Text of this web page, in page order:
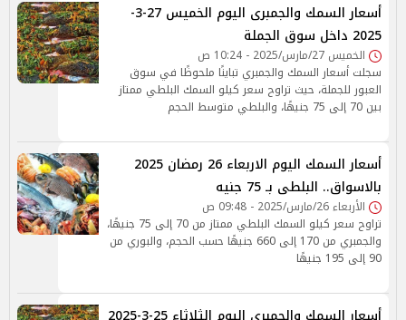
أسعار السمك والجمبرى اليوم الخميس 27-3-
2025 داخل سوق الجملة
الخميس 27/مارس/2025 - 10:24 ص
سجلت أسعار السمك والجمبري تباينًا ملحوظًا في سوق
العبور للجملة، حيث تراوح سعر كيلو السمك البلطي ممتاز
بين 70 إلى 75 جنيهًا، والبلطي متوسط الحجم
أسعار السمك اليوم الاربعاء 26 رمضان 2025
بالاسواق.. البلطى بـ 75 جنيه
الأربعاء 26/مارس/2025 - 09:48 ص
تراوح سعر كيلو السمك البلطي ممتاز من 70 إلى 75 جنيهًا،
والجمبري من 170 إلى 660 جنيهًا حسب الحجم، والبوري من
90 إلى 195 جنيهًا